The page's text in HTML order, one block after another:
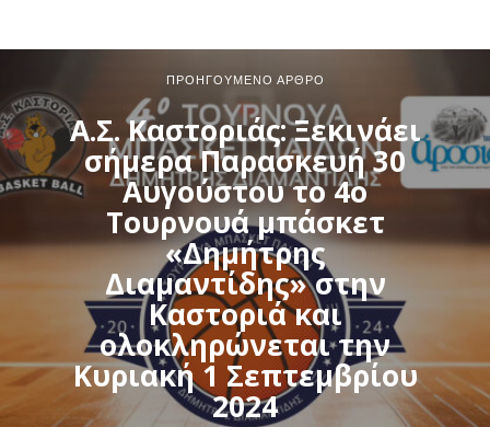
ΠΡΟΗΓΟΎΜΕΝΟ ΆΡΘΡΟ
Α.Σ. Καστοριάς: Ξεκινάει
σήμερα Παρασκευή 30
Αυγούστου το 4ο
Τουρνουά μπάσκετ
«Δημήτρης
Διαμαντίδης» στην
Καστοριά και
ολοκληρώνεται την
Κυριακή 1 Σεπτεμβρίου
2024